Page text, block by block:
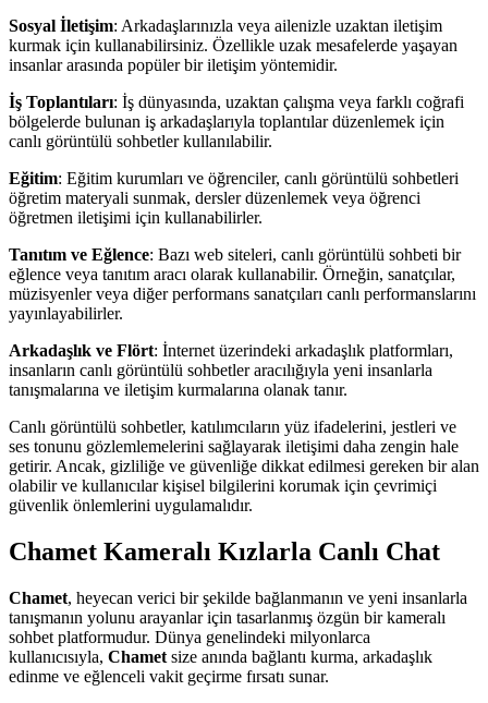
Sosyal İletişim: Arkadaşlarınızla veya ailenizle uzaktan iletişim
kurmak için kullanabilirsiniz. Özellikle uzak mesafelerde yaşayan
insanlar arasında popüler bir iletişim yöntemidir.
İş Toplantıları: İş dünyasında, uzaktan çalışma veya farklı coğrafi
bölgelerde bulunan iş arkadaşlarıyla toplantılar düzenlemek için
canlı görüntülü sohbetler kullanılabilir.
Eğitim: Eğitim kurumları ve öğrenciler, canlı görüntülü sohbetleri
öğretim materyali sunmak, dersler düzenlemek veya öğrenci
öğretmen iletişimi için kullanabilirler.
Tanıtım ve Eğlence: Bazı web siteleri, canlı görüntülü sohbeti bir
eğlence veya tanıtım aracı olarak kullanabilir. Örneğin, sanatçılar,
müzisyenler veya diğer performans sanatçıları canlı performanslarını
yayınlayabilirler.
Arkadaşlık ve Flört: İnternet üzerindeki arkadaşlık platformları,
insanların canlı görüntülü sohbetler aracılığıyla yeni insanlarla
tanışmalarına ve iletişim kurmalarına olanak tanır.
Canlı görüntülü sohbetler, katılımcıların yüz ifadelerini, jestleri ve
ses tonunu gözlemlemelerini sağlayarak iletişimi daha zengin hale
getirir. Ancak, gizliliğe ve güvenliğe dikkat edilmesi gereken bir alan
olabilir ve kullanıcılar kişisel bilgilerini korumak için çevrimiçi
güvenlik önlemlerini uygulamalıdır.
Chamet Kameralı Kızlarla Canlı Chat
Chamet, heyecan verici bir şekilde bağlanmanın ve yeni insanlarla
tanışmanın yolunu arayanlar için tasarlanmış özgün bir kameralı
sohbet platformudur. Dünya genelindeki milyonlarca
kullanıcısıyla, Chamet size anında bağlantı kurma, arkadaşlık
edinme ve eğlenceli vakit geçirme fırsatı sunar.